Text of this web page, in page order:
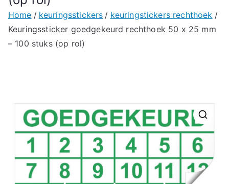
Home keuringsstickers
keuringstickers rechthoek
Keuringssticker goedgekeurd rechthoek 50 x 25 mm
– 100 stuks (op rol)
🔍